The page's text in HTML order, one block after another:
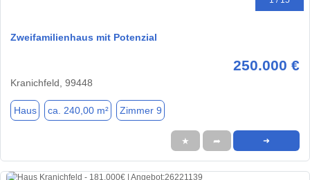
Zweifamilienhaus mit Potenzial
250.000 €
Kranichfeld, 99448
Haus ca. 240,00 m² Zimmer 9
★ ➦ ➜